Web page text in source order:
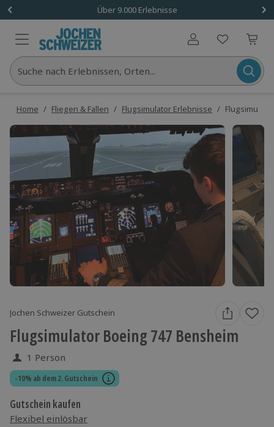
Über 9.000 Erlebnisse
Benutzerkonto
Suche nach Erlebnissen, Orten...
Home / Fliegen & Fallen / Flugsimulator Erlebnisse /
Jochen Schweizer Gutschein
Flugsimulator Boeing 747 Bensheim
1 Person
-10% ab dem 2. Gutschein
Gutschein kaufen
Flexibel einlösbar